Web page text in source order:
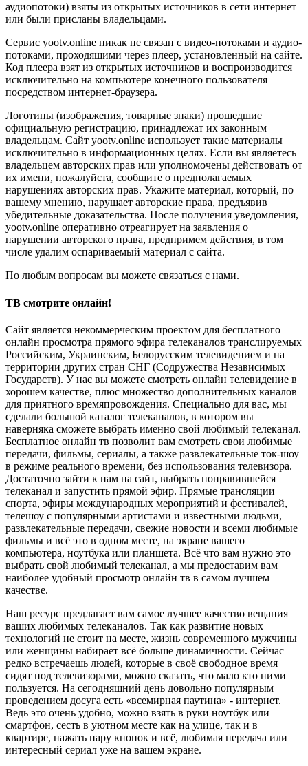
аудиопотоки) взяты из открытых источников в сети интернет
или были присланы владельцами.
Сервис yootv.online никак не связан с видео-потоками и аудио-
потоками, проходящими через плеер, установленный на сайте.
Код плеера взят из открытых источников и воспроизводится
исключительно на компьютере конечного пользователя
посредством интернет-браузера.
Логотипы (изображения, товарные знаки) прошедшие
официальную регистрацию, принадлежат их законным
владельцам. Сайт yootv.online использует такие материалы
исключительно в информационных целях. Если вы являетесь
владельцем авторских прав или уполномочены действовать от
их имени, пожалуйста, сообщите о предполагаемых
нарушениях авторских прав. Укажите материал, который, по
вашему мнению, нарушает авторские права, предъявив
убедительные доказательства. После получения уведомления,
yootv.online оперативно отреагирует на заявления о
нарушении авторского права, предпримем действия, в том
числе удалим оспариваемый материал с сайта.
По любым вопросам вы можете связаться с нами.
ТВ смотрите онлайн!
Сайт является некоммерческим проектом для бесплатного
онлайн просмотра прямого эфира телеканалов транслируемых
Российским, Украинским, Белорусским телевидением и на
территории других стран СНГ (Содружества Независимых
Государств). У нас вы можете смотреть онлайн телевидение в
хорошем качестве, плюс множество дополнительных каналов
для приятного времяпровождения. Специально для вас, мы
сделали большой каталог телеканалов, в котором вы
наверняка сможете выбрать именно свой любимый телеканал.
Бесплатное онлайн тв позволит вам смотреть свои любимые
передачи, фильмы, сериалы, а также развлекательные ток-шоу
в режиме реального времени, без использования телевизора.
Достаточно зайти к нам на сайт, выбрать понравившейся
телеканал и запустить прямой эфир. Прямые трансляции
спорта, эфиры международных мероприятий и фестивалей,
телешоу с популярными артистами и известными людьми,
развлекательные передачи, свежие новости и всеми любимые
фильмы и всё это в одном месте, на экране вашего
компьютера, ноутбука или планшета. Всё что вам нужно это
выбрать свой любимый телеканал, а мы предоставим вам
наиболее удобный просмотр онлайн тв в самом лучшем
качестве.
Наш ресурс предлагает вам самое лучшее качество вещания
ваших любимых телеканалов. Так как развитие новых
технологий не стоит на месте, жизнь современного мужчины
или женщины набирает всё больше динамичности. Сейчас
редко встречаешь людей, которые в своё свободное время
сидят под телевизорами, можно сказать, что мало кто ними
пользуется. На сегодняшний день довольно популярным
проведением досуга есть «всемирная паутина» - интернет.
Ведь это очень удобно, можно взять в руки ноутбук или
смартфон, сесть в уютном месте как на улице, так и в
квартире, нажать пару кнопок и всё, любимая передача или
интересный сериал уже на вашем экране.